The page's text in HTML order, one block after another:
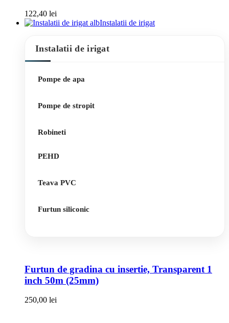
122,40 lei
Instalatii de irigat
Instalatii de irigat
Pompe de apa
Pompe de stropit
Robineti
PEHD
Teava PVC
Furtun siliconic
Furtun de gradina cu insertie, Transparent 1
inch 50m (25mm)
250,00 lei